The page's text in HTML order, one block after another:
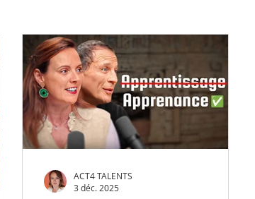
ACT4 TALENTS
3 déc. 2025